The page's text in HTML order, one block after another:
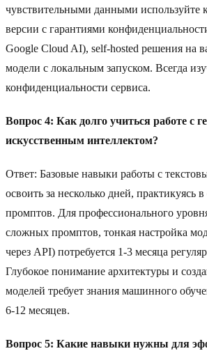
чувствительными данными используйте
версии с гарантиями
Google Cloud AI), self-hosted решения на
модели с локальным запуском. Всегда
конфиденциальности сервиса.
Вопрос 4: Как долго учиться работе с
искусственным интеллектом?
Ответ: Базовые навыки работы с
освоить за несколько дней, практикуясь
промптов. Для профессионального
сложных промптов, тонкая настройка
через API) потребуется 1-3 месяца
Глубокое понимание архитектуры и
моделей требует знания машинного
6-12 месяцев.
Вопрос 5: Какие навыки нужны для